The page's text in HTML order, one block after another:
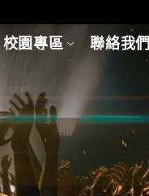
校園專區 聯絡我們